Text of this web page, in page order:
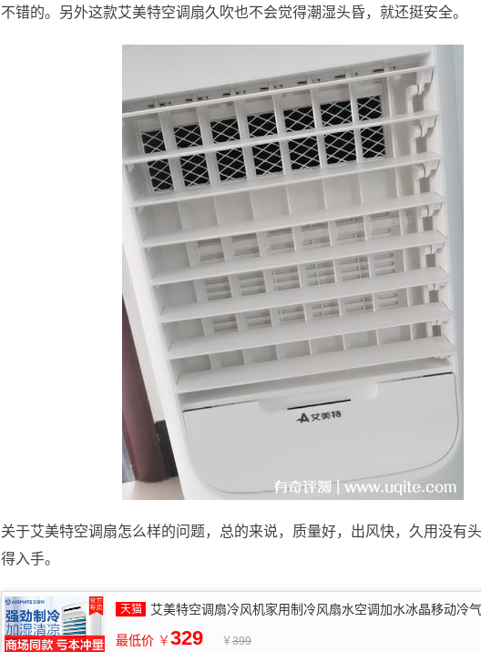
不错的。另外这款艾美特空调扇久吹也不会觉得潮湿头昏，就还挺安全。
关于艾美特空调扇怎么样的问题，总的来说，质量好，出风快，久用没有
得入手。
艾美特空调扇冷风机家用制冷风扇水空调加水冰晶移动冷
最低价 ￥329 ￥ 399